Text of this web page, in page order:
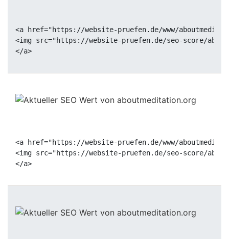
<a href="https://website-pruefen.de/www/
<img src="https://website-pruefen.de/seo-score/
<a href="https://website-pruefen.de/www/
<img src="https://website-pruefen.de/seo-score/